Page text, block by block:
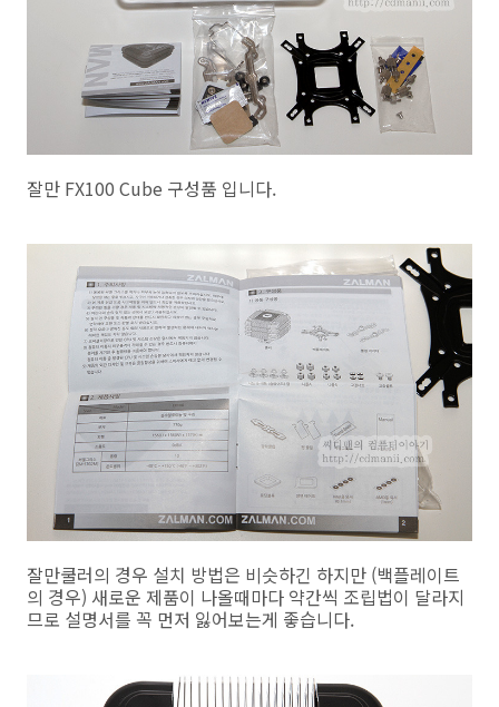
잘만 FX100 Cube 구성품 입니다.
잘만쿨러의 경우 설치 방법은 비슷하긴 하지만 (백플레이트
의 경우) 새로운 제품이 나올때마다 약간씩 조립법이 달라지
므로 설명서를 꼭 먼저 잃어보는게 좋습니다.